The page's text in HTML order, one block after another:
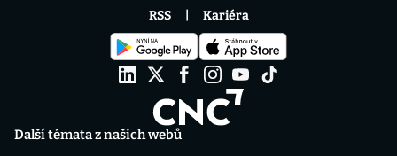
Další témata z našich webů
RSS Kariéra